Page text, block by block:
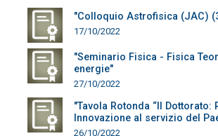
"Colloquio Astrofisica (JAC)
17/10/2022
"Seminario Fisica - Fisica
energie"
27/10/2022
"Tavola Rotonda “Il Dottorato:
Innovazione al servizio del
26/10/2022